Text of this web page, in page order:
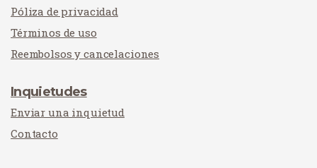
Póliza de privacidad
Términos de uso
Reembolsos y cancelaciones
Inquietudes
Enviar una inquietud
Contacto